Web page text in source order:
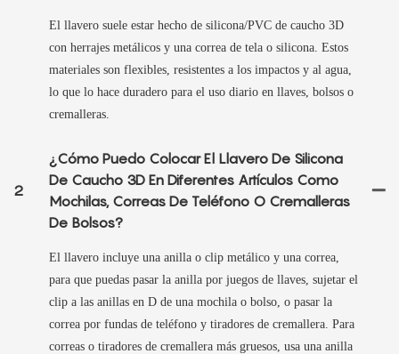
El llavero suele estar hecho de silicona/PVC de caucho 3D
con herrajes metálicos y una correa de tela o silicona. Estos
materiales son flexibles, resistentes a los impactos y al agua,
lo que lo hace duradero para el uso diario en llaves, bolsos o
cremalleras.
2
¿Cómo Puedo Colocar El Llavero De Silicona
De Caucho 3D En Diferentes Artículos Como
Mochilas, Correas De Teléfono O Cremalleras
De Bolsos?
El llavero incluye una anilla o clip metálico y una correa,
para que puedas pasar la anilla por juegos de llaves, sujetar el
clip a las anillas en D de una mochila o bolso, o pasar la
correa por fundas de teléfono y tiradores de cremallera. Para
correas o tiradores de cremallera más gruesos, usa una anilla